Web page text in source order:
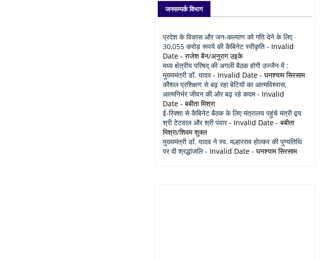
जनसम्पर्क विभाग
प्रदेश के विकास और जन-कल्याण को गति देने के लिए
30,055 करोड़ रूपये की कैबिनेट स्वीकृति - Invalid
Date - राजेश बैन/अनुराग उइके
मध्य क्षेत्रीय परिषद् की अगली बैठक होगी उज्जैन में :
मुख्यमंत्री डॉ. यादव - Invalid Date - घनश्याम सिरसाम
कौशल प्रशिक्षण से बढ़ रहा बेटियों का आत्मविश्वास,
आत्मनिर्भर जीवन की ओर बढ़ रहे कदम- Invalid
Date - बबीता मिश्रा
ई-रिक्शा से कैबिनेट बैठक के लिए मंत्रालय पहुंचे मंत्री द्वय
श्री टेटवाल और श्री पंवार- Invalid Date - बबीता
मिश्रा/शिवम शुक्ल
मुख्यमंत्री डॉ. यादव ने स्व. मल्हारराव होल्कर की पुण्यतिथि
पर दी श्रद्धांजलि- Invalid Date - घनश्याम सिरसाम